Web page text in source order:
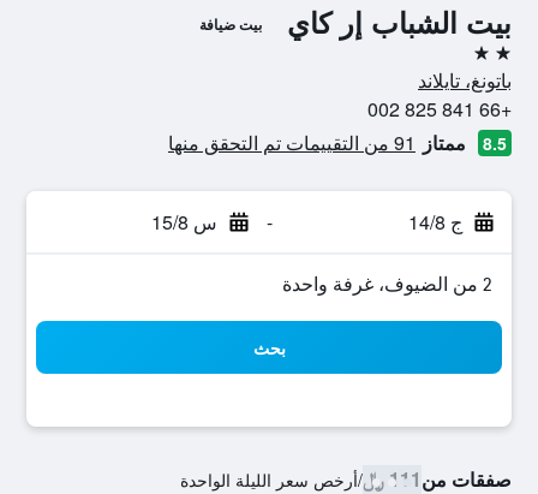
بيت الشباب إر كاي بيت ضيافة
2 نجمتين
باتونغ، تايلاند
+66 841 825 002
8.5 ممتاز 91 من التقييمات تم التحقق منها
ج 14/8 - س 15/8
2 من الضيوف، غرفة واحدة
بحث
صفقات من111 ﷼ /أرخص سعر الليلة الواحدة